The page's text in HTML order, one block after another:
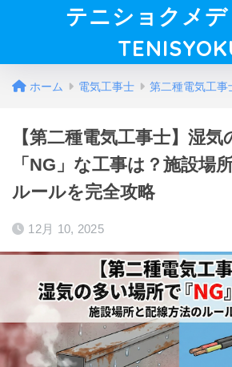
テニショクメデ
ホーム 電気工事士 第二種電気工事
【第二種電気工事士】湿
「NG」な工事は？施設場
ルールを完全攻略
12月 10, 2025